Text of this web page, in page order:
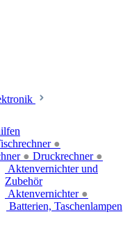
●
● Druckrechner ●
Aktenvernichter und
Zubehör
Aktenvernichter ●
Batterien, Taschenlampen